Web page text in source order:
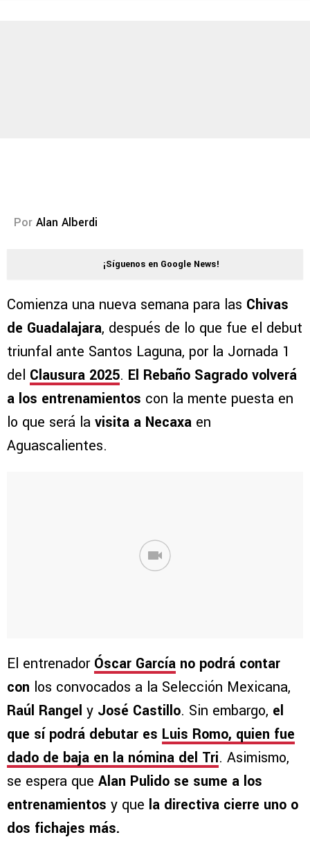
Por Alan Alberdi
¡Síguenos en Google News!
Comienza una nueva semana para las Chivas
de Guadalajara, después de lo que fue el debut
triunfal ante Santos Laguna, por la Jornada 1
del Clausura 2025. El Rebaño Sagrado volverá
a los entrenamientos con la mente puesta en
lo que será la visita a Necaxa en
Aguascalientes.
El entrenador Óscar García no podrá contar
con los convocados a la Selección Mexicana,
Raúl Rangel y José Castillo. Sin embargo, el
que sí podrá debutar es Luis Romo, quien fue
dado de baja en la nómina del Tri. Asimismo,
se espera que Alan Pulido se sume a los
entrenamientos y que la directiva cierre uno o
dos fichajes más.